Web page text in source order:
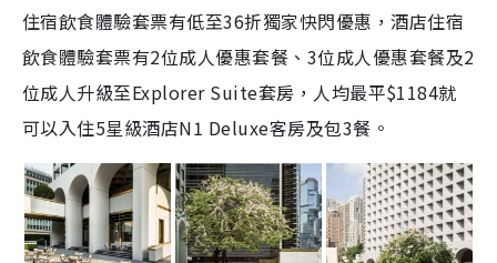
住宿飲食體驗套票有低至36折獨家快閃優惠，酒店住宿
飲食體驗套票有2位成人優惠套餐、 3位成人優惠套餐及2
位成人升級至Explorer Suite套房，人均最平$1184就
可以入住5星級酒店N1 Deluxe客房及包3餐。